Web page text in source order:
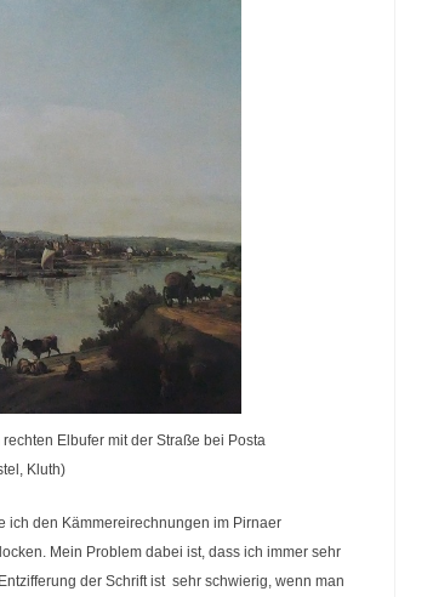
Elbufer mit der Straße bei Posta
Kluth)
ich den Kämmereirechnungen im Pirnaer
Mein Problem dabei ist, dass ich immer sehr
der Schrift ist sehr schwierig, wenn man